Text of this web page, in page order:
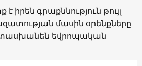
իրեն գրաքննություն թույլ
մասին օրենքները
եվրոպական